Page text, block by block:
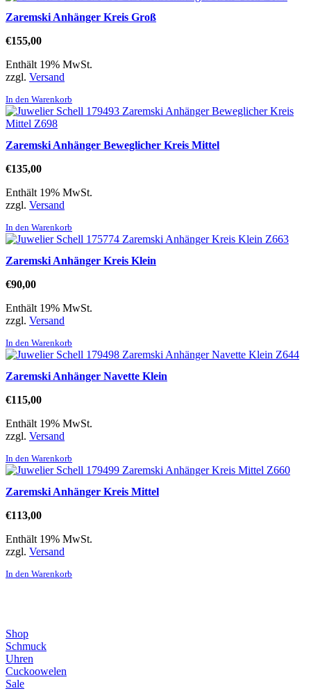
Zaremski Anhänger Kreis Groß
€155,00
Enthält 19% MwSt.
zzgl. Versand
In den Warenkorb
Zaremski Anhänger Beweglicher Kreis Mittel
€135,00
Enthält 19% MwSt.
zzgl. Versand
In den Warenkorb
Zaremski Anhänger Kreis Klein
€90,00
Enthält 19% MwSt.
zzgl. Versand
In den Warenkorb
Zaremski Anhänger Navette Klein
€115,00
Enthält 19% MwSt.
zzgl. Versand
In den Warenkorb
Zaremski Anhänger Kreis Mittel
€113,00
Enthält 19% MwSt.
zzgl. Versand
In den Warenkorb
Shop
Schmuck
Uhren
Cuckoowelen
Sale